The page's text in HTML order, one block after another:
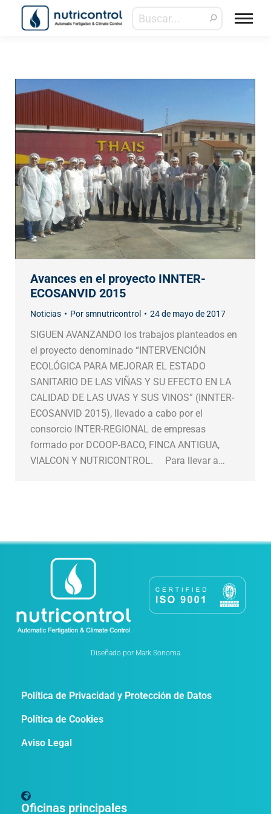
Avances en el proyecto INNTER-
ECOSANVID 2015
Noticias Porsmnutricontrol 24 de mayo de 2017
SIGUEN AVANZANDO los trabajos planteados en
el proyecto denominado “INTERVENCIÓN
ECOLÓGICA PARA MEJORAR EL ESTADO
SANITARIO DE LAS VIÑAS Y SU EFECTO EN LA
CALIDAD DE LAS UVAS Y SUS VINOS” (INNTER-
ECOSANVID 2015), llevado a cabo por el
consorcio INTER-REGIONAL de empresas
formado por DCOOP-BACO, FINCA ANTIGUA,
VIALCON Y NUTRICONTROL. Para llevar a…
Diseñado por Mark Sonoma
Política de Privacidad y Protección de Datos
Política de Cookies
Aviso Legal
Oficinas principales